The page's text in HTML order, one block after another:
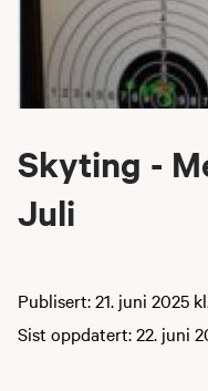
Skyting -
Juli
Publisert: 21. juni 2025 kl.
Sist oppdatert: 22. juni